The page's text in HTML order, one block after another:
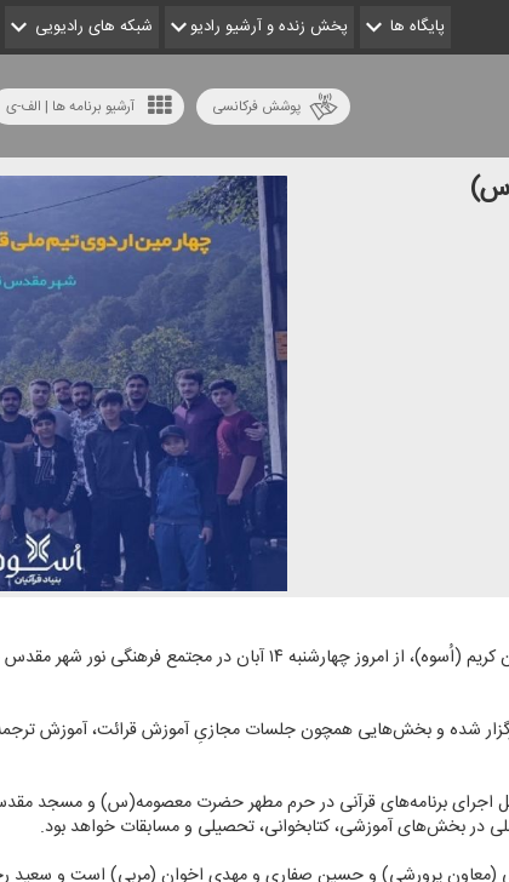
پایگاه ها پخش زنده و آرشیو رادیو شبکه های رادیویی
آرشیو برنامه ها | الف-ی پوشش فرکانسی
شده و بخش‌هایی همچون جلسات مجازیِ آموزش قرائت، آموزش
اجرای برنامه‌های قرآنی در حرم مطهر حضرت معصومه(س) و مسجد
در بخش‌های آموزشی، كتابخوانی، تحصیلی و مسابقات خواهد بود.
(معاون پرورشی) و حسین صفاری و مهدی اخوان (مربی) است و سعید